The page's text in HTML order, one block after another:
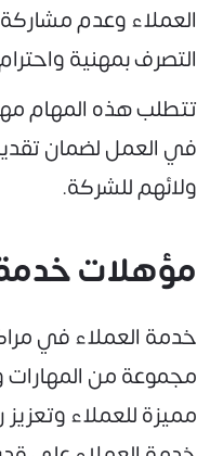
العملاء وعدم
التصرف بمهنية
تتطلب هذه المهام
في العمل لضمان
ولائهم للشركة.
مؤهلات
خدمة العملاء في
مجموعة من المهارات
مميزة للعملاء